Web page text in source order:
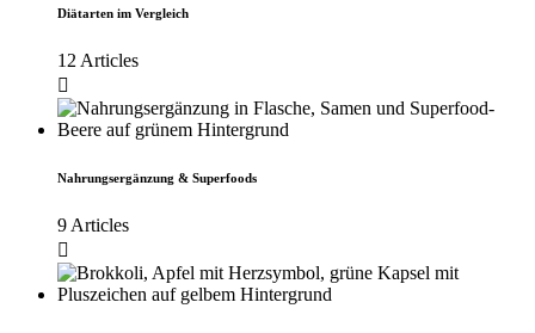
Diätarten im Vergleich
12 Articles
Nahrungsergänzung & Superfoods
9 Articles